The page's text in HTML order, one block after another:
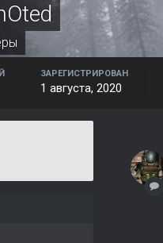
ЗАРЕГИСТРИРОВАН
1 августа, 2020